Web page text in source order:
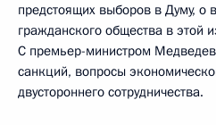
предстоящих выборов в Думу, о
гражданского общества в этой
С премьер-министром
санкций, вопросы
двустороннего сотрудничества.